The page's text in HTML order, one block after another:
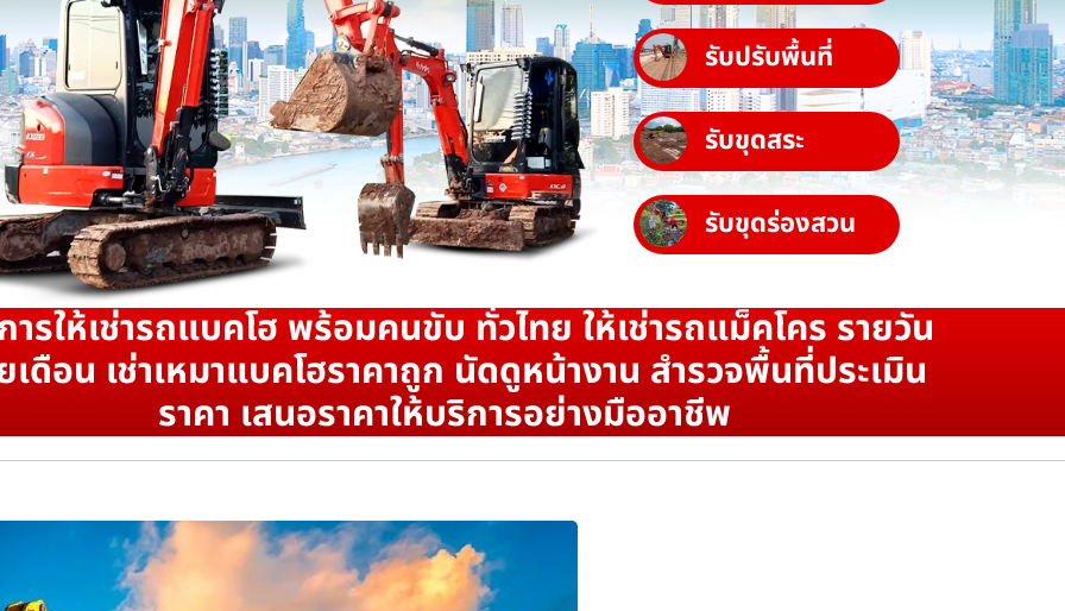
รับปรับพื้นที่
รับขุดสระ
รับขุดร่องสวน
ารให้เช่ารถแบคโฮ พร้อมคนขับ ทั่วไทย ให้เช่ารถแม็คโคร รายวัน
เดือน เช่าเหมาแบคโฮราคาถูก นัดดูหน้างาน สำรวจพื้นที่ประเมิน
ราคา เสนอราคาให้บริการอย่างมืออาชีพ